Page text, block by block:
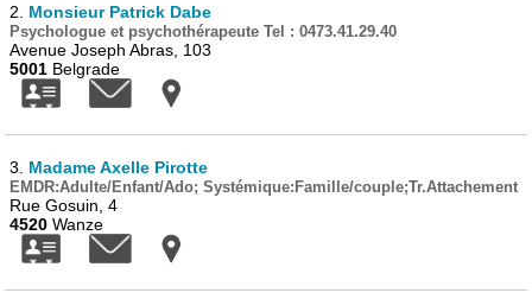
2. Monsieur Patrick Dabe
Psychologue et psychothérapeute Tel : 0473.41.29.40
Avenue Joseph Abras, 103
5001 Belgrade
3. Madame Axelle Pirotte
EMDR:Adulte/Enfant/Ado; Systémique:Famille/couple;Tr.Attachement
Rue Gosuin, 4
4520 Wanze